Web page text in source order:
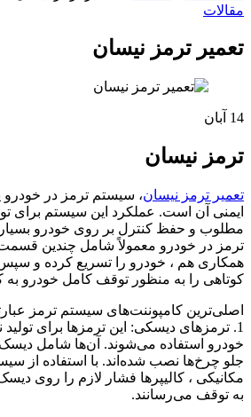
مقالات
تعمیر ترمز نیسان
14 آبان
ترمز نیسان
تعمیر ترمز نیسان، سیستم ترمز در خودرو
ایمنی آن است. عملکرد این سیستم برای
مطلوب و حفظ کنترل بر روی خودرو
ترمز در خودرو معمولاً شامل چندین
همکاری هم ، خودرو را تسریع کرده و
کوتاهی را به منظور توقف کامل خودرو به
اصلی‌ترین کامپوننت‌های سیستم ترمز
1. ترمزهای دیسکی: این ترمزها برای
خودرو استفاده می‌شوند. آن‌ها شامل
جلو چرخ‌ها نصب شده‌اند. با استفاده از
مکانیکی ، کالیپرها فشار لازم را روی
به توقف می‌رسانند.